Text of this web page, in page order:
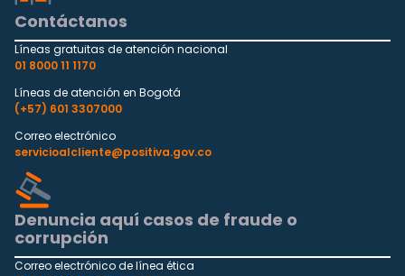
Contáctanos
Líneas gratuitas de atención nacional
01 8000 11 1170
Líneas de atención en Bogotá
(+57) 601 3307000
Correo electrónico
servicioalcliente@positiva.gov.co
Denuncia aquí casos de fraude o
corrupción
Correo electrónico de línea ética